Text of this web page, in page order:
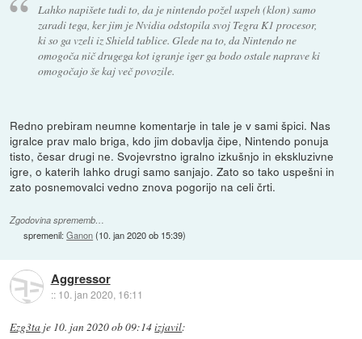
Lahko napišete tudi to, da je nintendo požel uspeh (klon) samo
zaradi tega, ker jim je Nvidia odstopila svoj Tegra K1 procesor,
ki so ga vzeli iz Shield tablice. Glede na to, da Nintendo ne
omogoča nič drugega kot igranje iger ga bodo ostale naprave ki
omogočajo še kaj več povozile.
Redno prebiram neumne komentarje in tale je v sami špici. Nas
igralce prav malo briga, kdo jim dobavlja čipe, Nintendo ponuja
tisto, česar drugi ne. Svojevrstno igralno izkušnjo in ekskluzivne
igre, o katerih lahko drugi samo sanjajo. Zato so tako uspešni in
zato posnemovalci vedno znova pogorijo na celi črti.
Zgodovina sprememb…
spremenil:Ganon(10. jan 2020 ob 15:39)
Aggressor
:: 10. jan 2020, 16:11
Ezg3ta je 10. jan 2020 ob 09:14izjavil: